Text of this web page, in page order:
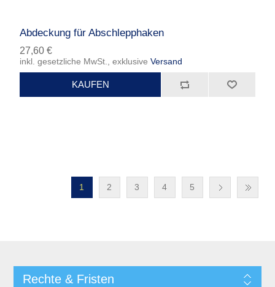
Abdeckung für Abschlepphaken
27,60 €
inkl. gesetzliche MwSt., exklusiveVersand
1 2 3 4 5
Rechte & Fristen